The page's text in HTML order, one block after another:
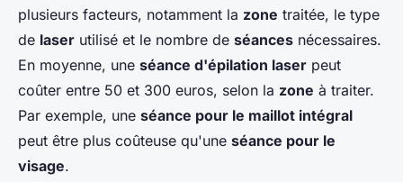
plusieurs facteurs, notamment la zone traitée, le type
de laser utilisé et le nombre de séances nécessaires.
En moyenne, une séance d'épilation laser peut
coûter entre 50 et 300 euros, selon la zone à traiter.
Par exemple, une séance pour le maillot intégral
peut être plus coûteuse qu'une séance pour le
visage.